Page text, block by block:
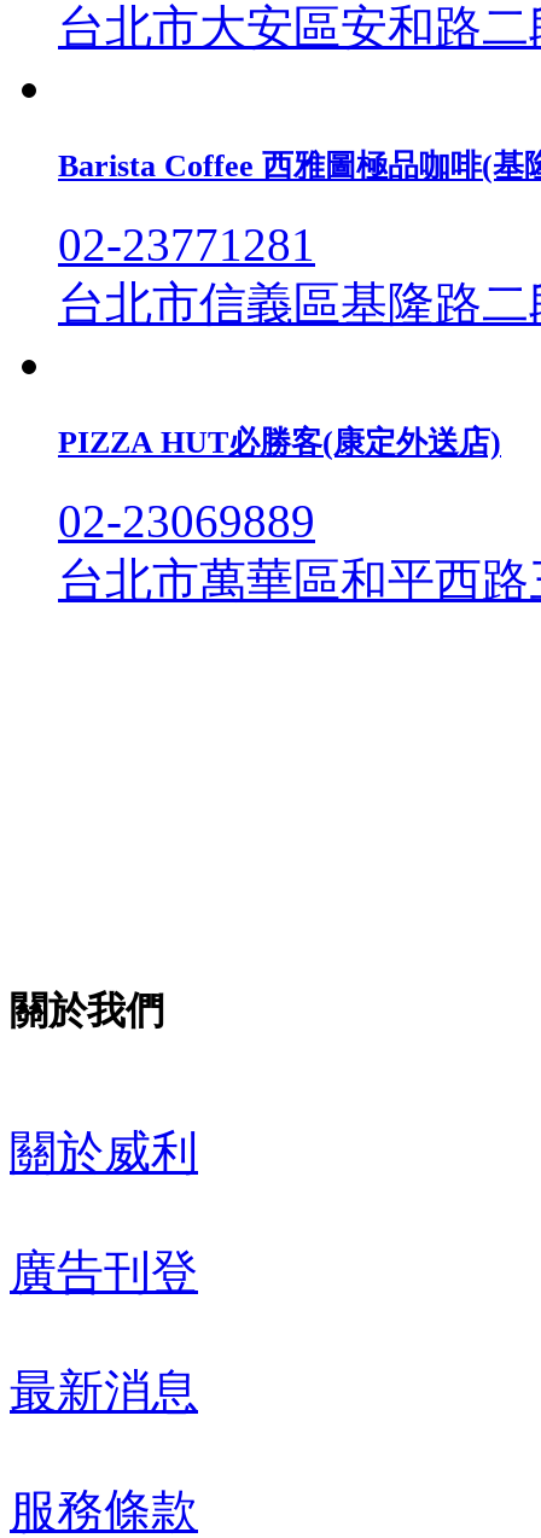
台北市大安區安和路二
Barista Coffee 西雅圖極品咖啡(基
02-23771281
台北市信義區基隆路二
PIZZA HUT必勝客(康定外送店)
02-23069889
台北市萬華區和平西路
關於我們
關於威利
廣告刊登
最新消息
服務條款